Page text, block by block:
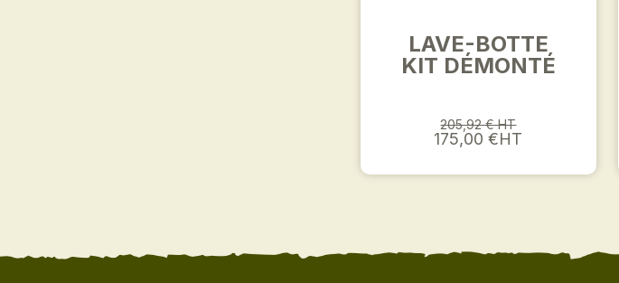
LAVE-BOTTE
KIT DÉMONTÉ
205,92 € HT
175,00 €HT